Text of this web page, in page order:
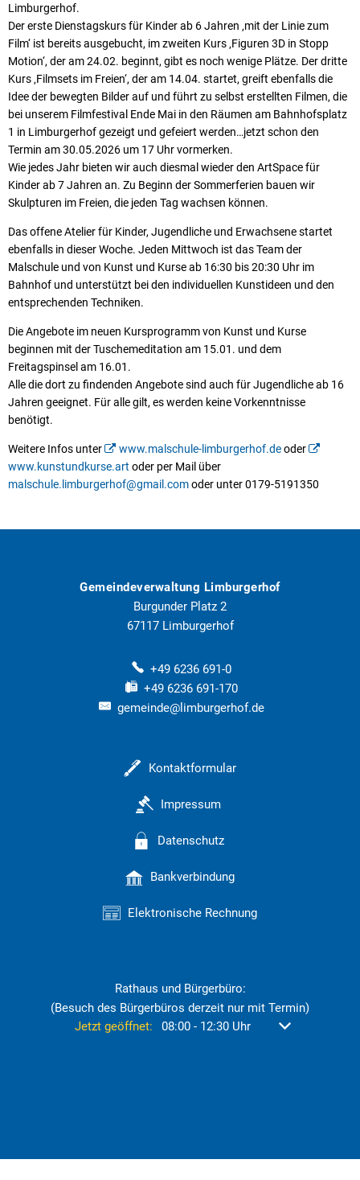
Limburgerhof.
Der erste Dienstagskurs für Kinder ab 6 Jahren ‚mit der Linie zum
Film‘ ist bereits ausgebucht, im zweiten Kurs ‚Figuren 3D in Stopp
Motion‘, der am 24.02. beginnt, gibt es noch wenige Plätze. Der dritte
Kurs ‚Filmsets im Freien‘, der am 14.04. startet, greift ebenfalls die
Idee der bewegten Bilder auf und führt zu selbst erstellten Filmen, die
bei unserem Filmfestival Ende Mai in den Räumen am Bahnhofsplatz
1 in Limburgerhof gezeigt und gefeiert werden…jetzt schon den
Termin am 30.05.2026 um 17 Uhr vormerken.
Wie jedes Jahr bieten wir auch diesmal wieder den ArtSpace für
Kinder ab 7 Jahren an. Zu Beginn der Sommerferien bauen wir
Skulpturen im Freien, die jeden Tag wachsen können.
Das offene Atelier für Kinder, Jugendliche und Erwachsene startet
ebenfalls in dieser Woche. Jeden Mittwoch ist das Team der
Malschule und von Kunst und Kurse ab 16:30 bis 20:30 Uhr im
Bahnhof und unterstützt bei den individuellen Kunstideen und den
entsprechenden Techniken.
Die Angebote im neuen Kursprogramm von Kunst und Kurse
beginnen mit der Tuschemeditation am 15.01. und dem
Freitagspinsel am 16.01.
Alle die dort zu findenden Angebote sind auch für Jugendliche ab 16
Jahren geeignet. Für alle gilt, es werden keine Vorkenntnisse
benötigt.
Weitere Infos unter www.malschule-limburgerhof.deoder
www.kunstundkurse.art oder per Mail über
malschule.limburgerhof@gmail.comoder unter 0179-5191350
Gemeindeverwaltung Limburgerhof
Burgunder Platz 2
67117 Limburgerhof
+49 6236 691-0
+49 6236 691-170
gemeinde@limburgerhof.de
Kontaktformular
Impressum
Datenschutz
Bankverbindung
Elektronische Rechnung
Rathaus und Bürgerbüro:
(Besuch des Bürgerbüros derzeit nur mit Termin)
Klicken, um weitere Öffnungs- oder Schließzeiten
Jetzt geöffnet: 08:00 - 12:30 Uhr Von 08:00 bis